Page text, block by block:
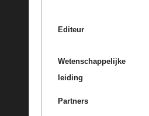
Editeur
Wetenschappelijke
leiding
Partners